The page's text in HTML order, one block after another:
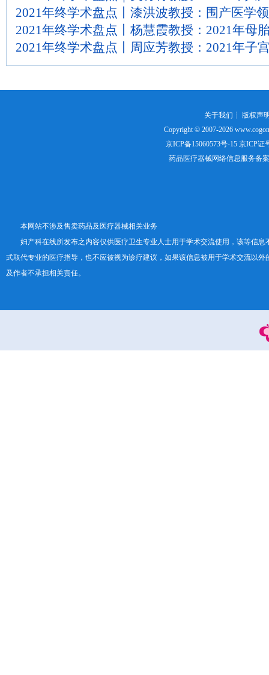
2021年终学术盘点丨漆洪波教授：围产医学
2021年终学术盘点丨杨慧霞教授：2021年母
2021年终学术盘点丨周应芳教授：2021年子
关于我们 ┊ 版权声
Copyright © 2007-2026
京ICP备15060573号-15京ICP证
药品医疗器械网络信息服务备
本网站不涉及售卖药品及医疗器械相关业务
妇产科在线所发布之内容仅供医疗卫生专业人士用于学术交流使用，该等信息
式取代专业的医疗指导，也不应被视为诊疗建议，如果该信息被用于学术交流以外
及作者不承担相关责任。